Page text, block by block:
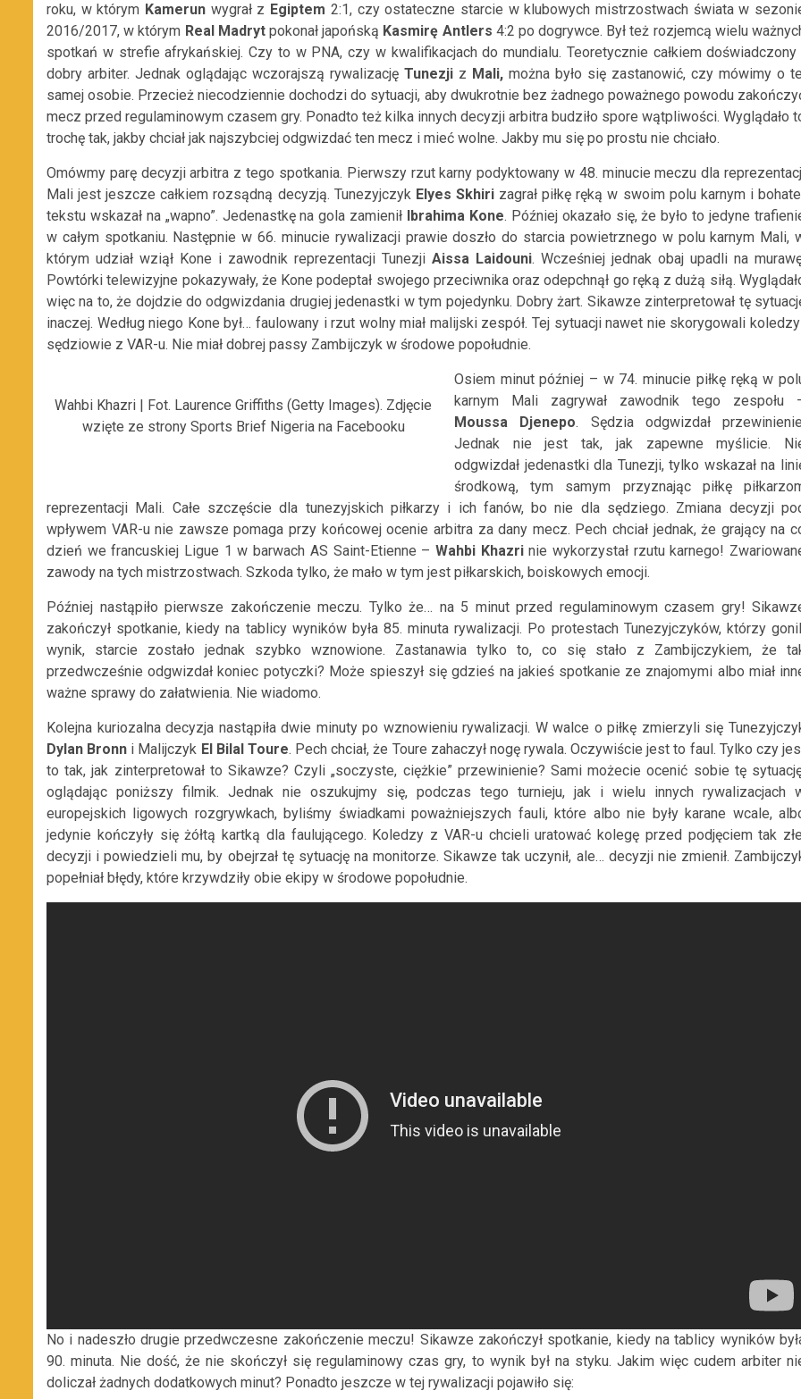
roku, w którym Kamerun wygrał z Egiptem 2:1, czy ostateczne starcie w klubowych mistrzostwach świata w
2016/2017, w którym Real Madrytpokonał japońską Kasmirę Antlers 4:2 po dogrywce. Był też rozjemcą wielu
spotkań w strefie afrykańskiej. Czy to w PNA, czy w kwalifikacjach do mundialu. Teoretycznie całkiem doświadczony
dobry arbiter. Jednak oglądając wczorajszą rywalizację Tunezji z Mali, można było się zastanowić, czy mówimy o
samej osobie. Przecież niecodziennie dochodzi do sytuacji, aby dwukrotnie bez żadnego poważnego powodu
mecz przed regulaminowym czasem gry. Ponadto też kilka innych decyzji arbitra budziło spore wątpliwości. Wyglądało
trochę tak, jakby chciał jak najszybciej odgwizdać ten mecz i mieć wolne. Jakby mu się po prostu nie chciało.
Omówmy parę decyzji arbitra z tego spotkania. Pierwszy rzut karny podyktowany w 48. minucie meczu dla
Mali jest jeszcze całkiem rozsądną decyzją. Tunezyjczyk Elyes Skhirizagrał piłkę ręką w swoim polu karnym i
tekstu wskazał na „wapno”. Jedenastkę na gola zamienił
Ibrahima Kone. Później okazało się, że było to jedyne
w całym spotkaniu. Następnie w 66. minucie rywalizacji prawie doszło do starcia powietrznego w polu karnym Mali,
którym udział wziął Kone i zawodnik reprezentacji Tunezji Aissa Laidouni. Wcześniej jednak obaj upadli na
Powtórki telewizyjne pokazywały, że Kone podeptał swojego przeciwnika oraz odepchnął go ręką z dużą siłą.
więc na to, że dojdzie do odgwizdania drugiej jedenastki w tym pojedynku. Dobry żart. Sikawze zinterpretował tę
inaczej. Według niego Kone był… faulowany i rzut wolny miał malijski zespół. Tej sytuacji nawet nie skorygowali
sędziowie z VAR-u. Nie miał dobrej passy Zambijczyk w środowe popołudnie.
Wahbi Khazri | Fot. Laurence Griffiths (Getty Images). Zdjęcie
wzięte ze strony Sports Brief Nigeria na Facebooku
Osiem minut później – w 74. minucie piłkę ręką w
karnym Mali zagrywał zawodnik tego zespołu
Moussa Djenepo. Sędzia odgwizdał
Jednak nie jest tak, jak zapewne myślicie.
odgwizdał jedenastki dla Tunezji, tylko wskazał na
środkową, tym samym przyznając piłkę
reprezentacji Mali. Całe szczęście dla tunezyjskich piłkarzy i ich fanów, bo nie dla sędziego. Zmiana decyzji
wpływem VAR-u nie zawsze pomaga przy końcowej ocenie arbitra za dany mecz. Pech chciał jednak, że grający na
dzień we francuskiej Ligue 1 w barwach AS Saint-Etienne – Wahbi Khazrinie wykorzystał rzutu karnego!
zawody na tych mistrzostwach. Szkoda tylko, że mało w tym jest piłkarskich, boiskowych emocji.
Później nastąpiło pierwsze zakończenie meczu. Tylko że… na 5 minut przed regulaminowym czasem gry!
zakończył spotkanie, kiedy na tablicy wyników była 85. minuta rywalizacji. Po protestach Tunezyjczyków, którzy
wynik, starcie zostało jednak szybko wznowione. Zastanawia tylko to, co się stało z Zambijczykiem, że
przedwcześnie odgwizdał koniec potyczki? Może spieszył się gdzieś na jakieś spotkanie ze znajomymi albo miał
ważne sprawy do załatwienia. Nie wiadomo.
Kolejna kuriozalna decyzja nastąpiła dwie minuty po wznowieniu rywalizacji. W walce o piłkę zmierzyli się
Dylan Bronn i Malijczyk El Bilal Toure. Pech chciał, że Toure zahaczył nogę rywala. Oczywiście jest to faul. Tylko czy
to tak, jak zinterpretował to Sikawze? Czyli „soczyste, ciężkie” przewinienie? Sami możecie ocenić sobie tę
oglądając poniższy filmik. Jednak nie oszukujmy się, podczas tego turnieju, jak i wielu innych rywalizacjach
europejskich ligowych rozgrywkach, byliśmy świadkami poważniejszych fauli, które albo nie były karane wcale,
jedynie kończyły się żółtą kartką dla faulującego. Koledzy z VAR-u chcieli uratować kolegę przed podjęciem tak
decyzji i powiedzieli mu, by obejrzał tę sytuację na monitorze. Sikawze tak uczynił, ale… decyzji nie zmienił.
popełniał błędy, które krzywdziły obie ekipy w środowe popołudnie.
No i nadeszło drugie przedwczesne zakończenie meczu! Sikawze zakończył spotkanie, kiedy na tablicy wyników
90. minuta. Nie dość, że nie skończył się regulaminowy czas gry, to wynik był na styku. Jakim więc cudem arbiter
doliczał żadnych dodatkowych minut? Ponadto jeszcze w tej rywalizacji pojawiło się: